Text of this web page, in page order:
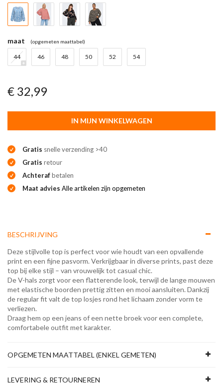
maat (opgemeten maattabel)
44 46 48 50 52 54
€ 32,99
IN MIJN WINKELWAGEN
Gratis snelle verzending >40
Gratis retour
Achterafbetalen
Maat advies Alle artikelen zijn opgemeten
BESCHRIJVING
Deze stijlvolle top is perfect voor wie houdt van een opvallende
print en een fijne pasvorm. Verkrijgbaar in diverse prints, past deze
top bij elke stijl – van vrouwelijk tot casual chic.
De V-hals zorgt voor een flatterende look, terwijl de lange mouwen
met elastische boorden prettig zitten en mooi aansluiten. Dankzij
de regular fit valt de top losjes rond het lichaam zonder vorm te
verliezen.
Draag hem op een jeans of een nette broek voor een complete,
comfortabele outfit met karakter.
OPGEMETEN MAATTABEL (ENKEL GEMETEN)
LEVERING & RETOURNEREN